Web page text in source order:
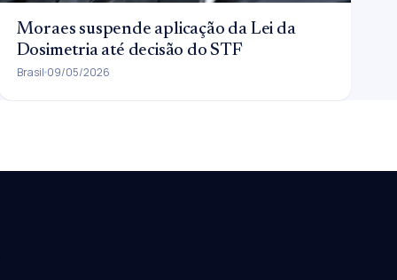
Moraes suspende aplicação da Lei da
Dosimetria até decisão do STF
Brasil 09/05/2026